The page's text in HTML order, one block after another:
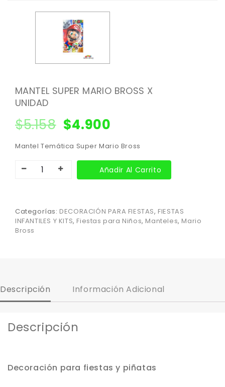
MANTEL SUPER MARIO BROSS X
UNIDAD
$5.158 $4.900
Mantel Temática Super Mario Bross
Añadir Al Carrito
Categorías: DECORACIÓN PARA FIESTAS, FIESTAS
INFANTILES Y KITS, Fiestas para Niños, Manteles, Mario
Bross
Descripción Información Adicional
Descripción
Decoración para fiestas y piñatas